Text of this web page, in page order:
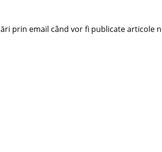
prin email când vor fi publicate articole